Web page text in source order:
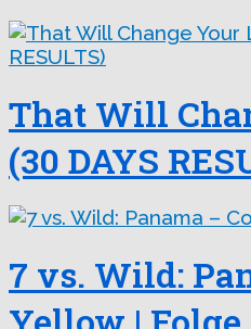
That Will
(30 DAYS
7 vs. Wild: